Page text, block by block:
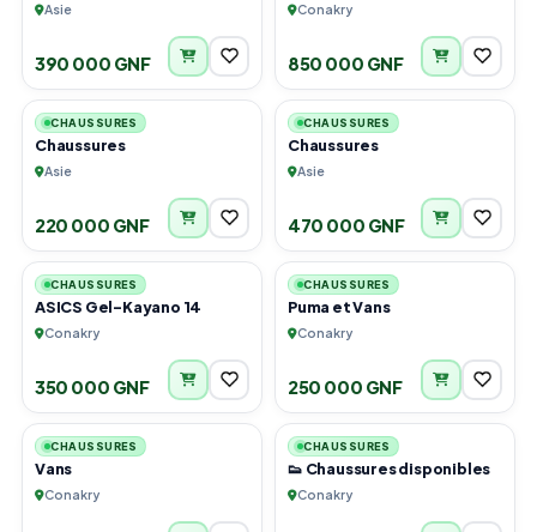
Asie
390 000 GNF
Conakry
850 000 GNF
2
CHAUSSURES
Chaussures
Asie
220 000 GNF
3
CHAUSSURES
Chaussures
Asie
470 000 GNF
1
CHAUSSURES
ASICS Gel-Kayano 14
Conakry
350 000 GNF
2
CHAUSSURES
Puma et Vans
Conakry
250 000 GNF
2
CHAUSSURES
Vans
Conakry
5
CHAUSSURES
👟 Chaussures disponibles
Conakry